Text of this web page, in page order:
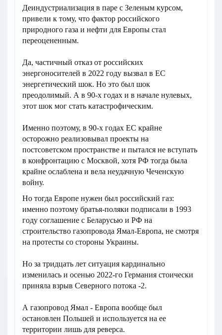
Деиндустриализация в паре с Зеленым курсом,
привели к тому, что фактор российского
природного газа и нефти для Европы стал
переоцененным.
Да, частичный отказ от российских
энергоносителей в 2022 году вызвал в ЕС
энергетический шок. Но это был шок
преодолимый. А в 90-х годах и в начале нулевых,
этот шок мог стать катастрофическим.
Именно поэтому, в 90-х годах ЕС крайне
осторожно реализовывал проекты на
постсоветском пространстве и пытался не вступать
в конфронтацию с Москвой, хотя РФ тогда была
крайне ослаблена и вела неудачную Чеченскую
войну.
Но тогда Европе нужен был российский газ:
именно поэтому братья-поляки подписали в 1993
году соглашение с Беларусью и РФ на
строительство газопровода Ямал-Европа, не смотря
на протесты со стороны Украины.
Но за тридцать лет ситуация кардинально
изменилась и осенью 2022-го Германия стоически
приняла взрыв Северного потока -2.
А газопровод Ямал - Европа вообще был
остановлен Польшей и используется на ее
территории лишь для реверса.